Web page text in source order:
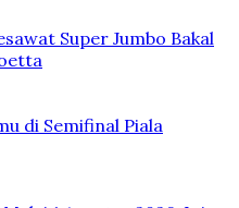
Super Jumbo Bakal
di Semifinal Piala